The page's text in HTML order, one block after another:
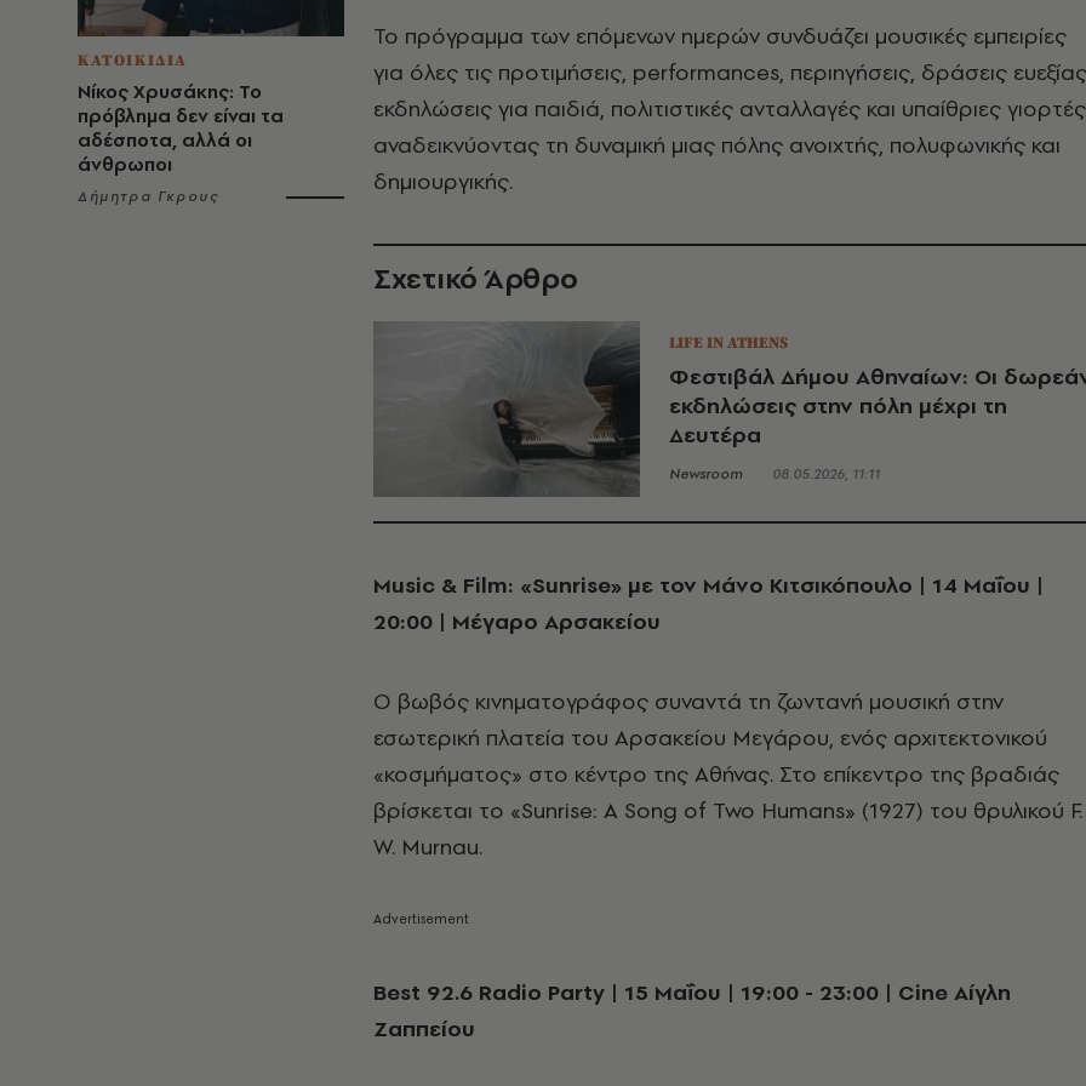
ΚΑΤΟΙΚΙΔΙΑ
Νίκος Χρυσάκης: Το
πρόβλημα δεν είναι τα
αδέσποτα, αλλά οι
άνθρωποι
Δήμητρα Γκρους
Το πρόγραμμα των επόμενων ημερών συνδυάζει μουσικές εμπειρίες
για όλες τις προτιμήσεις, performances, περιηγήσεις, δράσεις
εκδηλώσεις για παιδιά, πολιτιστικές ανταλλαγές και υπαίθριες
αναδεικνύοντας τη δυναμική μιας πόλης ανοιχτής, πολυφωνικής και
δημιουργικής.
Σχετικό Άρθρο
LIFE IN ATHENS
Φεστιβάλ Δήμου Αθηναίων: Οι
εκδηλώσεις στην πόλη μέχρι τη
Δευτέρα
Newsroom 08.05.2026, 11:11
Music & Film: «Sunrise» με τον Μάνo Κιτσικόπουλο | 14 Μαΐου |
20:00 | Μέγαρο Αρσακείου
Ο βωβός κινηματογράφος συναντά τη ζωντανή μουσική στην
εσωτερική πλατεία του Αρσακείου Μεγάρου, ενός αρχιτεκτονικού
«κοσμήματος» στο κέντρο της Αθήνας. Στο επίκεντρο της βραδιάς
βρίσκεται το «Sunrise: A Song of Two Humans» (1927) του θρυλικού F.
W. Murnau.
Best 92.6 Radio Party | 15 Μαΐου | 19:00 - 23:00 | Cine Αίγλη
Ζαππείου